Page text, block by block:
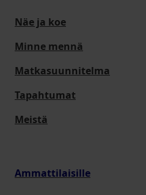
Näe ja koe
Minne mennä
Matkasuunnitelma
Tapahtumat
Meistä
Ammattilaisille